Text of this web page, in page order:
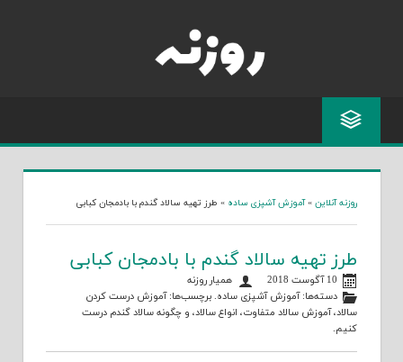
روزنه آنلاین »آموزش آشپزی ساده » طرز تهیه سالاد گندم با بادمجان کبابی
طرز تهیه سالاد گندم با بادمجان کبابی
10 آگوست 2018
همیار روزنه
دسته‌ها:آموزش آشپزی ساده. برچسب‌ها:آموزش درست کردن
سالاد،آموزش سالاد متفاوت، انواع سالاد، و چگونه سالاد گندم درست
کنیم.